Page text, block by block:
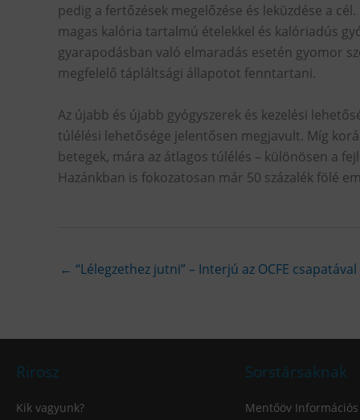
pedig a fertőzések megelőzése és leküzdése a
magas kalória tartalmú ételekkel és kalóriadús
gyarapodásban való elmaradás esetén gyomor
megfelelő tápláltsági állapotot fenntartani.
Az újabb és újabb gyógyszerek és kezelési
túlélési lehetősége jelentősen megjavult. Míg
betegek, mára az átlagos túlélés – különösen a
Hazánkban is fokozatosan már 50 százalék fölé
← “Lélegzethez jutni” – Interjú az OCFE csapatával
Rirosz
Kik vagyunk?
Sorstársaknak
Mentőöv